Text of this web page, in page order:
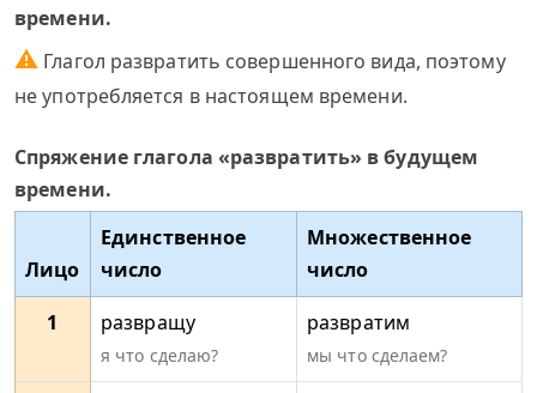
времени.
⚠ Глагол развратить совершенного вида, поэтому
не употребляется в настоящем времени.
Спряжение глагола «развратить» в будущем
времени.
Лицо
Единственное
число
Множественное
число
1
развращу
я что сделаю?
развратим
мы что сделаем?